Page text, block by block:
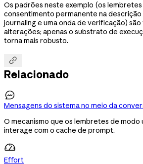
Os padrões neste exemplo (os lembretes
consentimento permanente na
journaling e uma onda de verificação)
alterações; apenas o substrato de
torna mais robusto.

Relacionado

Mensagens do sistema no meio da
O mecanismo que os lembretes de modo
interage com o cache de prompt.
Effort